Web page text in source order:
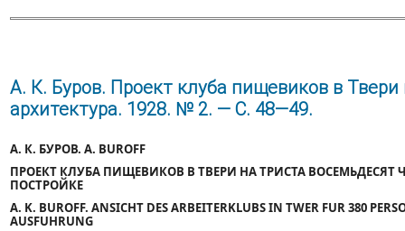
А. К. Буров. Проект клуба пищевиков в
архитектура. 1928. № 2. — С. 48—49.
А. К. БУРОВ. A. BUROFF
ПРОЕКТ КЛУБА ПИЩЕВИКОВ В ТВЕРИ НА ТРИСТА
ПОСТРОЙКЕ
A. K. BUROFF. ANSICHT DES ARBEITERKLUBS IN TWER FUR 380
AUSFUHRUNG